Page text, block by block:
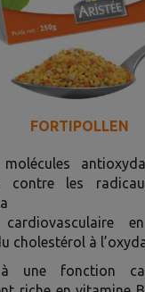
FORTIPOLLEN
contre les
cholestérol à
une fonction